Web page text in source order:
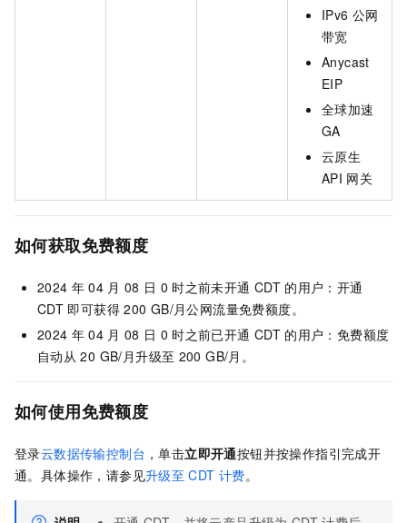
IPv6 公网
带宽
Anycast
EIP
全球加速
GA
云原生
API 网关
如何获取免费额度
2024 年 04 月 08 日 0 时之前未开通 CDT 的用户：开通
CDT 即可获得 200 GB/月公网流量免费额度。
2024 年 04 月 08 日 0 时之前已开通 CDT 的用户：免费额度
自动从 20 GB/月升级至 200 GB/月。
如何使用免费额度
登录云数据传输控制台 ，单击立即开通按钮并按操作指引完成开
通。具体操作，请参见升级至 CDT 计费。